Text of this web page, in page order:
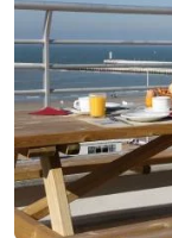
trinken
Praktisch
Forum
Route